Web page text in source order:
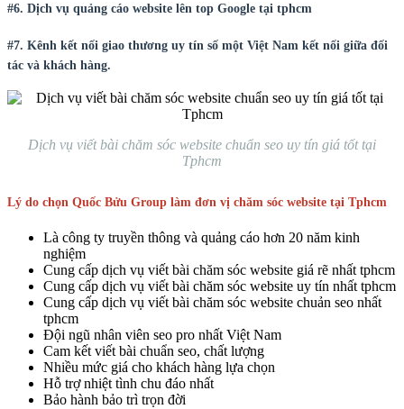
#6. Dịch vụ quảng cáo website lên top Google tại tphcm
#7. Kênh kết nối giao thương uy tín số một Việt Nam kết nối giữa đối
tác và khách hàng.
Dịch vụ viết bài chăm sóc website chuẩn seo uy tín giá tốt tại
Tphcm
Lý do chọn Quốc Bửu Group làm đơn vị chăm sóc website tại Tphcm
Là công ty truyền thông và quảng cáo hơn 20 năm kinh
nghiệm
Cung cấp dịch vụ viết bài chăm sóc website giá rẽ nhất tphcm
Cung cấp dịch vụ viết bài chăm sóc website uy tín nhất tphcm
Cung cấp dịch vụ viết bài chăm sóc website chuản seo nhất
tphcm
Đội ngũ nhân viên seo pro nhất Việt Nam
Cam kết viết bài chuẩn seo, chất lượng
Nhiều mức giá cho khách hàng lựa chọn
Hỗ trợ nhiệt tình chu đáo nhất
Bảo hành bảo trì trọn đời